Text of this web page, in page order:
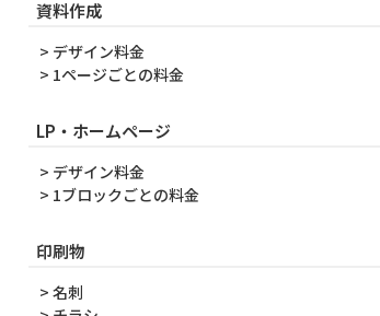
資料作成
> デザイン料金
> 1ページごとの料金
LP・ホームページ
> デザイン料金
> 1ブロックごとの料金
印刷物
> 名刺